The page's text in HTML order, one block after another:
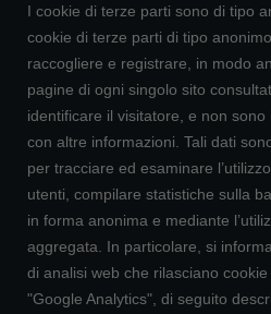
I cookie di terze parti sono di tipo
cookie di terze parti di tipo
raccogliere e registrare, in modo
pagine di ogni singolo sito
identificare il visitatore, e non
con altre informazioni. Tali dati
per tracciare ed esaminare
utenti, compilare statistiche sulla
in forma anonima e mediante
aggregata. In particolare, si
di analisi web che rilasciano
"Google Analytics", di seguito